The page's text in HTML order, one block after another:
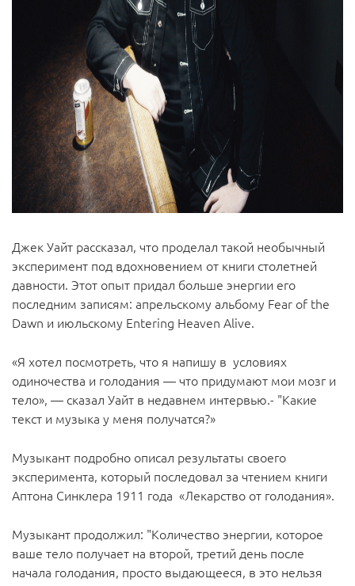
Джек Уайт рассказал, что проделал такой необычный
эксперимент под вдохновением от книги столетней
давности. Этот опыт придал больше энергии его
последним записям: апрельскому альбому Fear of the
Dawn и июльскому Entering Heaven Alive.
«Я хотел посмотреть, что я напишу в условиях
одиночества и голодания — что придумают мои мозг и
тело», — сказал Уайт в недавнем интервью.- "Какие
текст и музыка у меня получатся?»
Музыкант подробно описал результаты своего
эксперимента, который последовал за чтением книги
Аптона Синклера 1911 года «Лекарство от голодания».
Музыкант продолжил: "Количество энергии, которое
ваше тело получает на второй, третий день после
начала голодания, просто выдающееся, в это нельзя